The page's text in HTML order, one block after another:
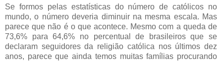
Se formos pelas estatísticas do número de católicos no
mundo, o número deveria diminuir na mesma escala. Mas
parece que não é o que acontece. Mesmo com a queda de
73,6% para 64,6% no percentual de brasileiros que se
declaram seguidores da religião católica nos últimos dez
anos, parece que ainda temos muitas famílias procurando